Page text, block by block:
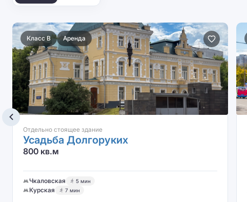
Класс B Аренда
Отдельно стоящее здание
Усадьба Долгоруких
800 кв.м
Чкаловская 5 мин
Курская 7 мин